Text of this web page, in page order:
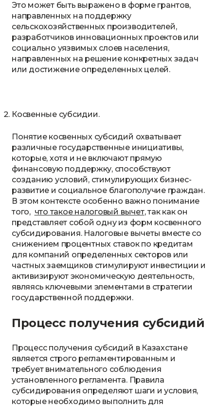
Это может быть выражено в форме грантов,
направленных на поддержку
сельскохозяйственных производителей,
разработчиков инновационных проектов или
социально уязвимых слоев населения,
направленных на решение конкретных задач
или достижение определенных целей.
Косвенные субсидии.
Понятие косвенных субсидий охватывает
различные государственные инициативы,
которые, хотя и не включают прямую
финансовую поддержку, способствуют
созданию условий, стимулирующих бизнес-
развитие и социальное благополучие граждан.
В этом контексте особенно важно понимание
того, что такое налоговый вычет, так как он
представляет собой одну из форм косвенного
субсидирования. Налоговые вычеты вместе со
снижением процентных ставок по кредитам
для компаний определенных секторов или
частных заемщиков стимулируют инвестиции и
активизируют экономическую деятельность,
являясь ключевыми элементами в стратегии
государственной поддержки.
Процесс получения субсидий
Процесс получения субсидий в Казахстане
является строго регламентированным и
требует внимательного соблюдения
установленного регламента. Правила
субсидирования определяют шаги и условия,
которые необходимо выполнить для